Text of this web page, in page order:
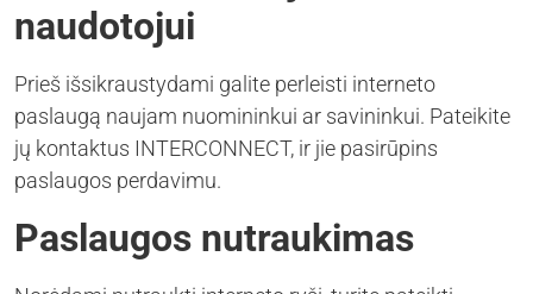
naudotojui
Prieš išsikraustydami galite perleisti interneto
paslaugą naujam nuomininkui ar savininkui. Pateikite
jų kontaktus INTERCONNECT, ir jie pasirūpins
paslaugos perdavimu.
Paslaugos nutraukimas